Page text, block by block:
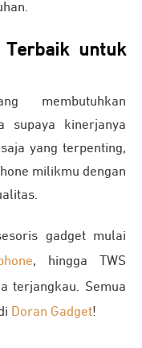
untuk
membutuhkan
supaya kinerjanya
yang terpenting,
milikmu dengan
gadget mulai
, hingga TWS
terjangkau. Semua
Doran Gadget!